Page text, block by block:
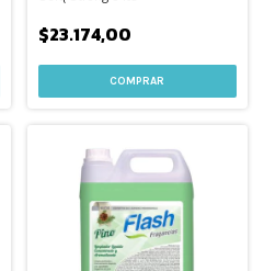
$23.174,00